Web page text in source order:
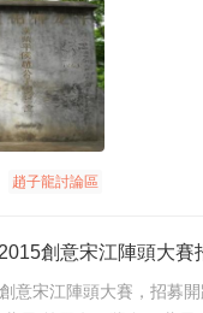
趙子龍討論區
創意宋江陣頭大賽
陣頭大賽，招募開跑！ 首次